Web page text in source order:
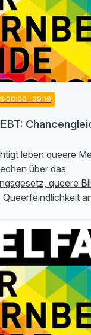
00:00 · 39:19
leben queere
über das
queere
Queerfeindlichkeit